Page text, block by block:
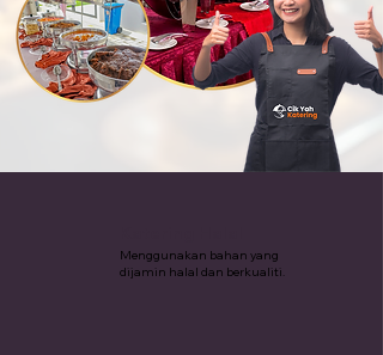
Menggunakan bahan yang
dijamin halal dan berkualiti.